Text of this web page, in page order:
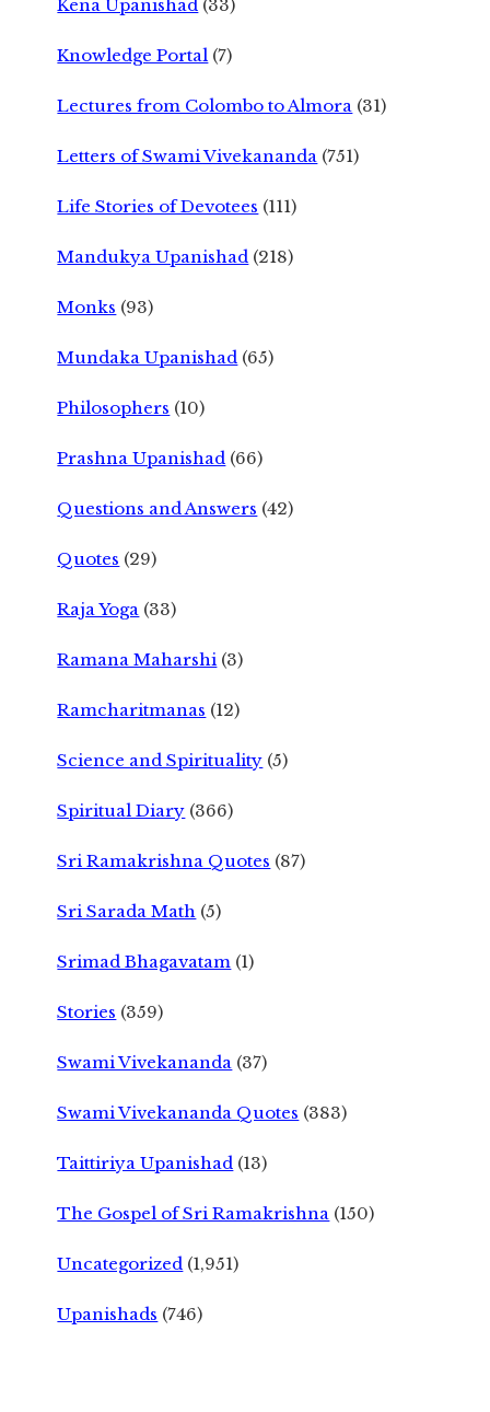
Kena Upanishad (33)
Knowledge Portal (7)
Lectures from Colombo to Almora (31)
Letters of Swami Vivekananda (751)
Life Stories of Devotees (111)
Mandukya Upanishad (218)
Monks (93)
Mundaka Upanishad (65)
Philosophers (10)
Prashna Upanishad (66)
Questions and Answers (42)
Quotes (29)
Raja Yoga (33)
Ramana Maharshi (3)
Ramcharitmanas (12)
Science and Spirituality (5)
Spiritual Diary (366)
Sri Ramakrishna Quotes (87)
Sri Sarada Math (5)
Srimad Bhagavatam (1)
Stories (359)
Swami Vivekananda (37)
Swami Vivekananda Quotes (383)
Taittiriya Upanishad (13)
The Gospel of Sri Ramakrishna (150)
Uncategorized (1,951)
Upanishads (746)